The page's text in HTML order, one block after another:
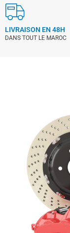
LIVRAISON EN 48H
DANS TOUT LE MAROC